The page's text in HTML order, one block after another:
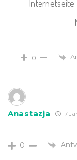
Internetseite
0
Anastazja 7
0